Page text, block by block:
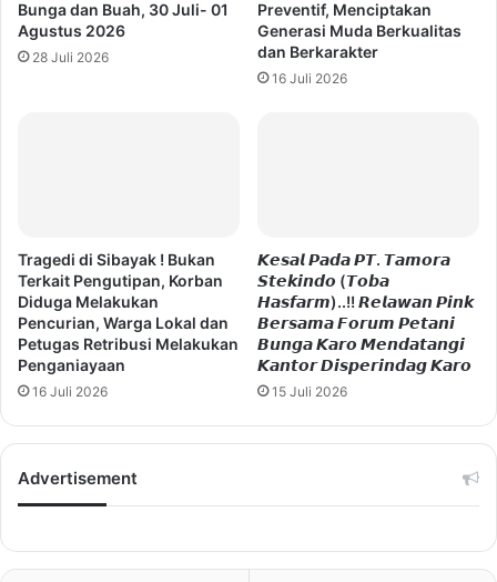
Bunga dan Buah, 30 Juli- 01
Agustus 2026
28 Juli 2026
Preventif, Menciptakan
Generasi Muda Berkualitas
dan Berkarakter
16 Juli 2026
Tragedi di Sibayak ! Bukan
Terkait Pengutipan, Korban
Diduga Melakukan
Pencurian, Warga Lokal dan
Petugas Retribusi Melakukan
Penganiayaan
16 Juli 2026
𝙆𝙚𝙨𝙖𝙡 𝙋𝙖𝙙𝙖 𝙋𝙏. 𝙏𝙖𝙢𝙤𝙧𝙖
𝙎𝙩𝙚𝙠𝙞𝙣𝙙𝙤 (𝙏𝙤𝙗𝙖
𝙃𝙖𝙨𝙛𝙖𝙧𝙢)..!! 𝙍𝙚𝙡𝙖𝙬𝙖𝙣 𝙋𝙞𝙣𝙠
𝘽𝙚𝙧𝙨𝙖𝙢𝙖 𝙁𝙤𝙧𝙪𝙢 𝙋𝙚𝙩𝙖𝙣𝙞
𝘽𝙪𝙣𝙜𝙖 𝙆𝙖𝙧𝙤 𝙈𝙚𝙣𝙙𝙖𝙩𝙖𝙣𝙜𝙞
𝙆𝙖𝙣𝙩𝙤𝙧 𝘿𝙞𝙨𝙥𝙚𝙧𝙞𝙣𝙙𝙖𝙜 𝙆𝙖𝙧𝙤
15 Juli 2026
Advertisement